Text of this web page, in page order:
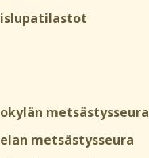
metsästysseura
metsästysseura